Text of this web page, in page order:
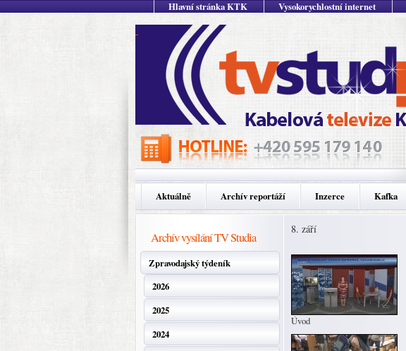
Hlavní stránka KTK Vysokorychlostní internet
Aktuálně Archív reportáží Inzerce Kafka
Archív vysílání TV Studia
Zpravodajský týdeník
2026
2025
2024
8. září
Úvod